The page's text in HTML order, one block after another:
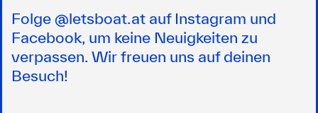
Folge @letsboat.at auf Instagram und
Facebook, um keine Neuigkeiten zu
verpassen. Wir freuen uns auf deinen
Besuch!